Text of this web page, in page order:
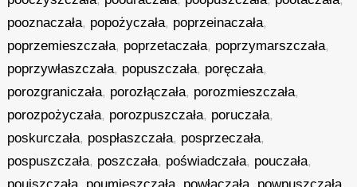
pooznaczała, popożyczała, poprzeinaczała,
poprzemieszczała, poprzetaczała, poprzymarszczała,
poprzywłaszczała, popuszczała, poręczała,
porozgraniczała, porozłączała, porozmieszczała,
porozpożyczała, porozpuszczała, poruczała,
poskurczała, pospłaszczała, posprzeczała,
pospuszczała, poszczała, poświadczała, pouczała,